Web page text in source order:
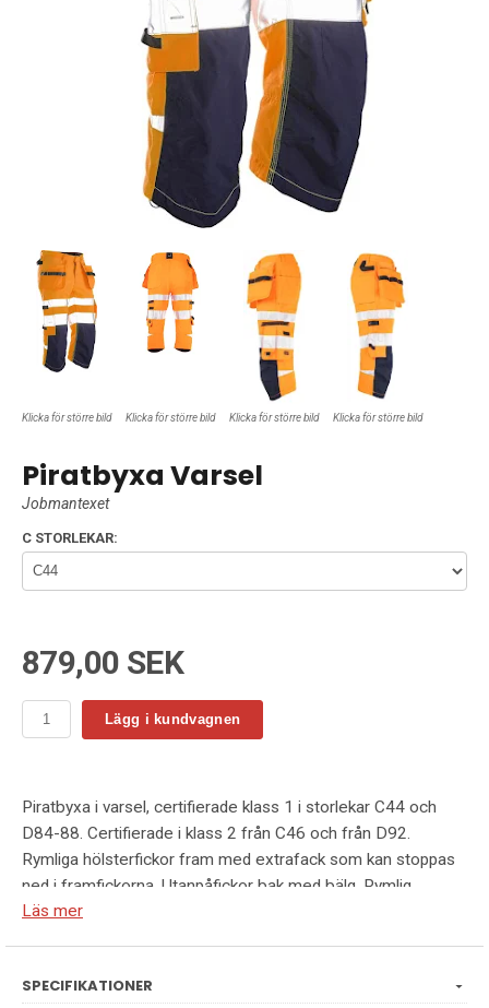
Klicka för större bild Klicka för större bild Klicka för större bild Klicka för större bild
Piratbyxa Varsel
Jobmantexet
C STORLEKAR:
879,00 SEK
Lägg i kundvagnen
Piratbyxa i varsel, certifierade klass 1 i storlekar C44 och
D84-88. Certifierade i klass 2 från C46 och från D92.
Rymliga hölsterfickor fram med extrafack som kan stoppas
ned i framfickorna. Utanpåfickor bak med bälg. Rymlig
benficka med blixtlås, ID-kortsfack och mobilficka.
för bältet på de större storlekarna. Förstärkningar i polyamid.
Läs mer
SPECIFIKATIONER